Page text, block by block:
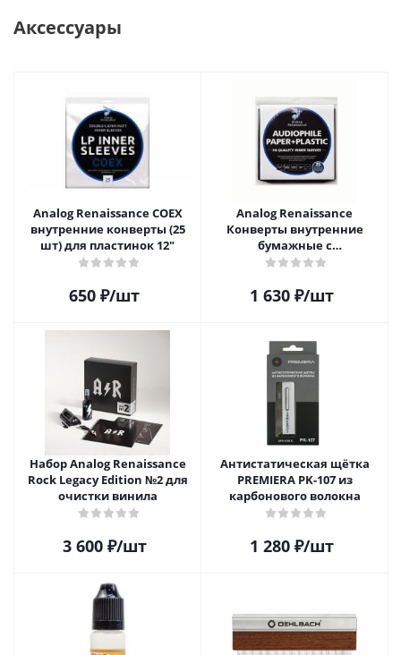
Аксессуары
Analog Renaissance COEX
внутренние конверты (25
шт) для пластинок 12"
650 ₽/шт
Analog Renaissance
Конверты внутренние
бумажные с
антистатическим пакетом
Audiophile Paper+Plastic (25
1 630₽/шт
Набор Analog Renaissance
Rock Legacy Edition №2 для
очистки винила
3 600₽/шт
Антистатическая щётка
PREMIERA PK-107 из
карбонового волокна
1 280₽/шт